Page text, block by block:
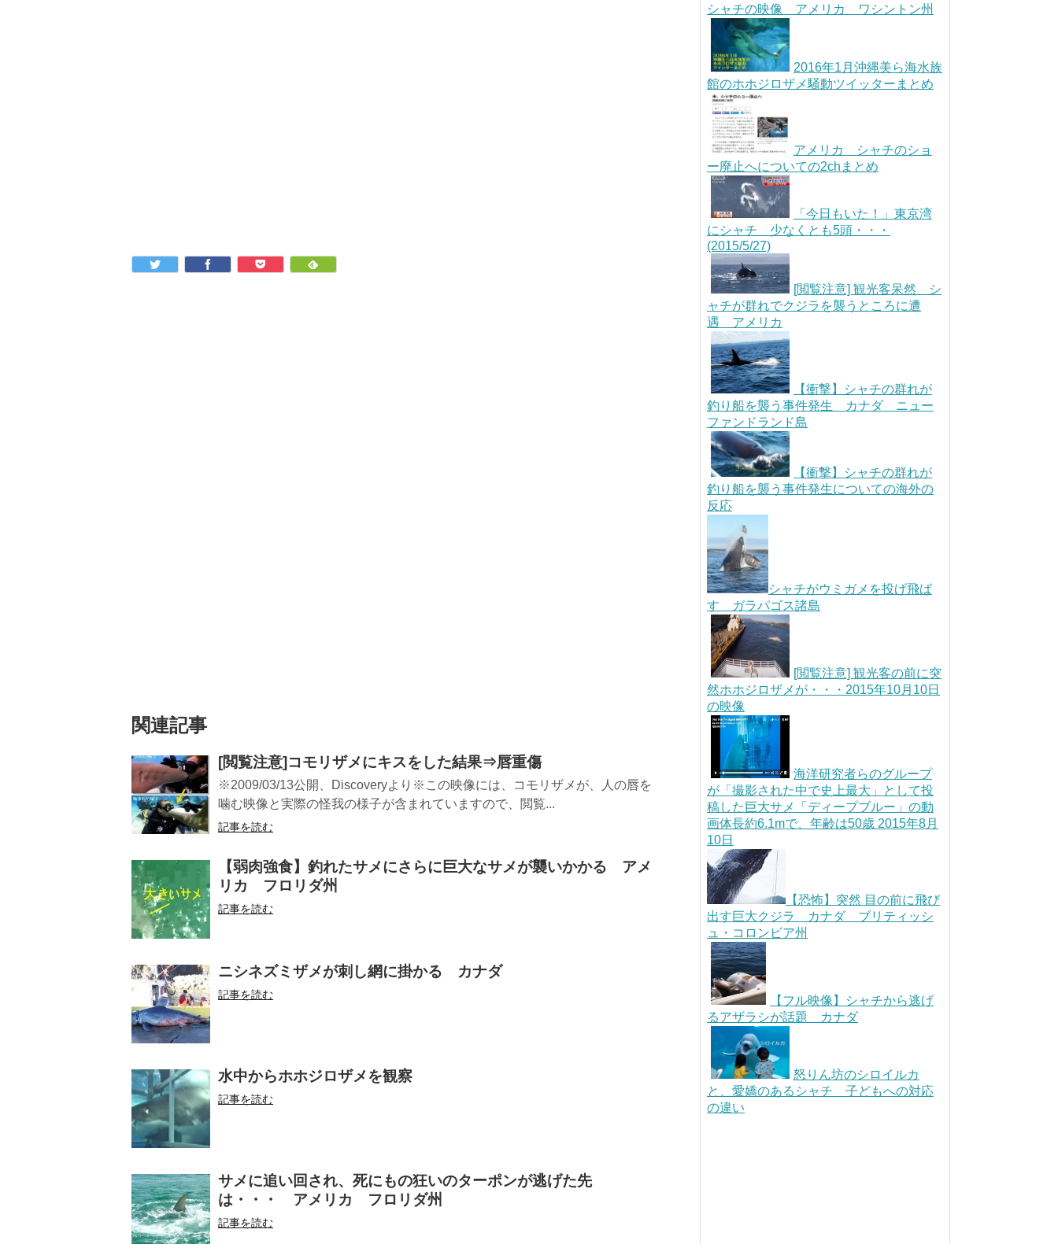
関連記事
[閲覧注意]コモリザメにキスをした結果⇒唇重傷
※2009/03/13公開、Discoveryより※この映像には、コモリザメが、人の唇を
噛む映像と実際の怪我の様子が含まれていますので、閲覧...
記事を読む
【弱肉強食】釣れたサメにさらに巨大なサメが襲いかかる アメ
リカ フロリダ州
記事を読む
ニシネズミザメが刺し網に掛かる カナダ
記事を読む
水中からホホジロザメを観察
記事を読む
サメに追い回され、死にもの狂いのターポンが逃げた先
は・・・ アメリカ フロリダ州
記事を読む
シャチの映像 アメリカ ワシントン州
2016年1月沖縄美ら海水族
館のホホジロザメ騒動ツイッターまとめ
アメリカ シャチのショ
ー廃止へについての2chまとめ
「今日もいた！」東京湾
にシャチ 少なくとも5頭・・・
(2015/5/27)
[閲覧注意] 観光客呆然 シ
ャチが群れでクジラを襲うところに遭
遇 アメリカ
【衝撃】シャチの群れが
釣り船を襲う事件発生 カナダ ニュー
ファンドランド島
【衝撃】シャチの群れが
釣り船を襲う事件発生についての海外の
反応
シャチがウミガメを投げ飛ば
す ガラパゴス諸島
[閲覧注意] 観光客の前に突
然ホホジロザメが・・・2015年10月10日
の映像
海洋研究者らのグループ
が「撮影された中で史上最大」として投
稿した巨大サメ「ディープブルー」の動
画体長約6.1mで、年齢は50歳 2015年8月
10日
【恐怖】突然 目の前に飛び
出す巨大クジラ カナダ ブリティッシ
ュ・コロンビア州
【フル映像】シャチから逃げ
るアザラシが話題 カナダ
怒りん坊のシロイルカ
と、愛嬌のあるシャチ 子どもへの対応
の違い